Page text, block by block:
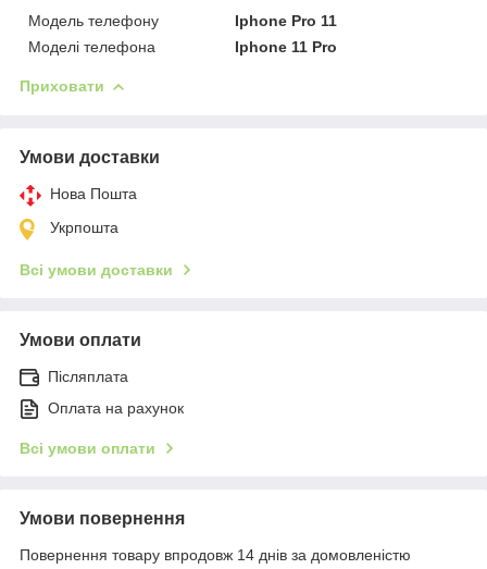
Модель телефону
Iphone Pro 11
Моделі телефона
Iphone 11 Pro
Приховати
Умови доставки
Нова Пошта
Укрпошта
Всі умови доставки
Умови оплати
Післяплата
Оплата на рахунок
Всі умови оплати
Умови повернення
Повернення товару впродовж 14 днів за домовленістю